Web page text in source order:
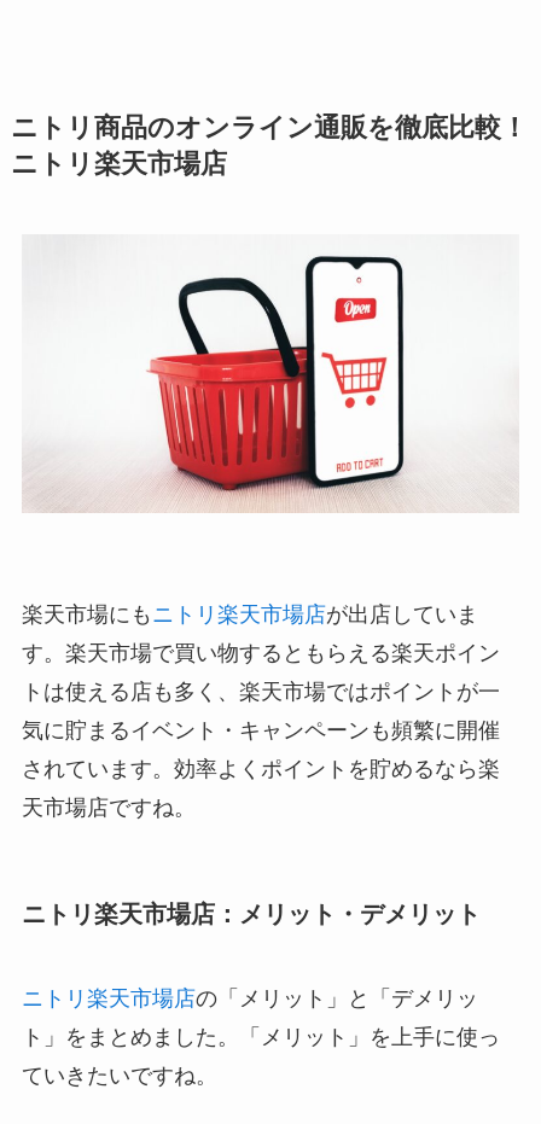
ニトリ商品のオンライン通販を徹底比較！
ニトリ楽天市場店
ニトリ楽天市場店
す。楽天市場で買い物するともらえる楽天ポイン
気に貯まるイベント・キャンペーンも頻繁に開催
されています。効率よくポイントを貯めるなら楽
天市場店ですね。